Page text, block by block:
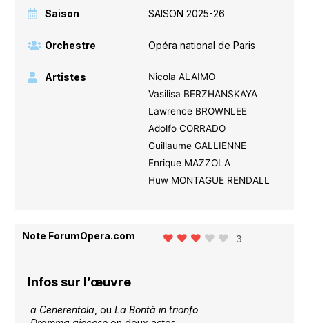
Saison SAISON 2025-26
Orchestre Opéra national de Paris
Artistes
Nicola ALAIMO
Vasilisa BERZHANSKAYA
Lawrence BROWNLEE
Adolfo CORRADO
Guillaume GALLIENNE
Enrique MAZZOLA
Huw MONTAGUE RENDALL
Note ForumOpera.com 3
Infos sur l’œuvre
a Cenerentola , ou La Bontà in trionfo